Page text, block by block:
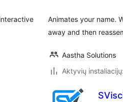
Animates your name.
away and then
Aastha Solutions
Aktyvių